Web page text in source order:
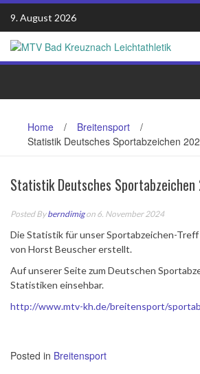
Skip
content
9. August 2026
Home / Breitensport
/
Statistik Deutsches Sportabzeichen
Statistik Deutsches
Posted Byberndimigon 6. November 2024
Die Statistik für unser Sportabzeichen-Treff
von Horst Beuscher erstellt.
Auf unserer Seite zum Deutschen
Statistiken einsehbar.
http://www.mtv-kh.de/breitensport/
Posted in Breitensport